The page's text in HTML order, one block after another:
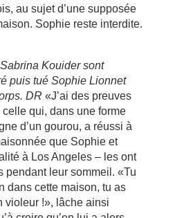
au sujet d’une supposée
Sophie reste interdite.
Kouider sont
puis tué Sophie Lionnet
DR «J’ai des preuves
qui, dans une forme
d’un gourou, a réussi à
que Sophie et
à Los Angeles – les ont
pendant leur sommeil. «Tu
dans cette maison, tu as
violeur !», lâche ainsi